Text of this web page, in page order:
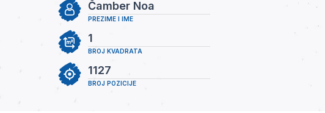
PREZIME I IME
Čamber Noa
BROJ KVADRATA
1
BROJ POZICIJE
1127